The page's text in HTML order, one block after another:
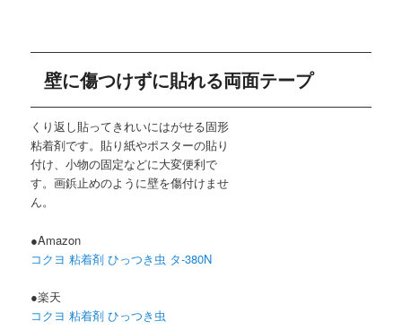
壁に傷つけずに貼れる両面テープ
くり返し貼ってきれいにはがせる固形
粘着剤です。貼り紙やポスターの貼り
付け、小物の固定などに大変便利で
す。画鋲止めのように壁を傷付けませ
ん。
●Amazon
コクヨ 粘着剤 ひっつき虫 タ-380N
●楽天
コクヨ 粘着剤 ひっつき虫